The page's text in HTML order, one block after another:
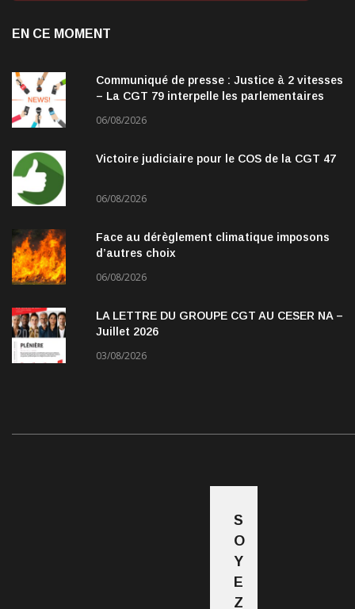
EN CE MOMENT
Communiqué de presse : Justice à 2 vitesses
– La CGT 79 interpelle les parlementaires
06/08/2026
Victoire judiciaire pour le COS de la CGT 47
06/08/2026
Face au dérèglement climatique imposons
d’autres choix
06/08/2026
LA LETTRE DU GROUPE CGT AU CESER NA –
Juillet 2026
03/08/2026
S
O
Y
E
Z